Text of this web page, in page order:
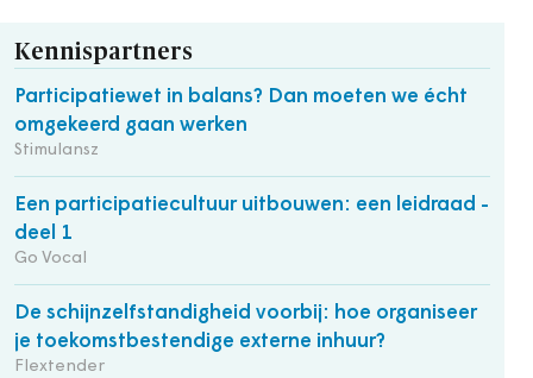
Kennispartners
Participatiewet in balans? Dan moeten we écht
omgekeerd gaan werken
Stimulansz
Een participatiecultuur uitbouwen: een leidraad -
deel 1
Go Vocal
De schijnzelfstandigheid voorbij: hoe organiseer
je toekomstbestendige externe inhuur?
Flextender